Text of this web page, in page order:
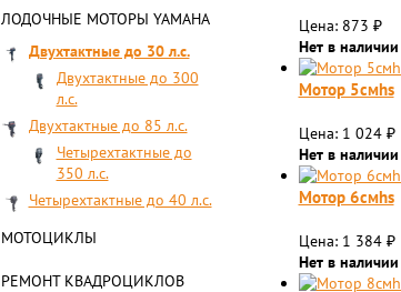
ЛОДОЧНЫЕ МОТОРЫ YAMAHA
Двухтактные до 30 л.с.
Двухтактные до 300
л.с.
Двухтактные до 85 л.с.
Четырехтактные до
350 л.с.
Четырехтактные до 40 л.с.
МОТОЦИКЛЫ
РЕМОНТ КВАДРОЦИКЛОВ
Цена: 873 ₽
Нет в наличии
Мотор 5смhs
Цена: 1 024 ₽
Нет в наличии
Мотор 6смhs
Цена: 1 384 ₽
Нет в наличии